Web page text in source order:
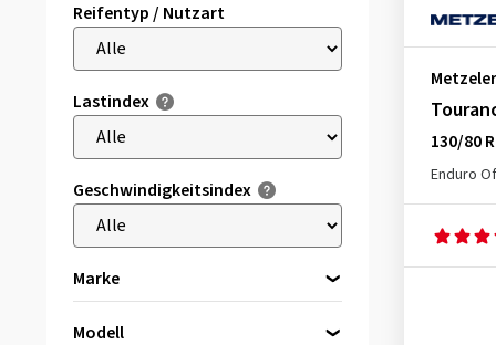
Reifentyp / Nutzart
Lastindex
Geschwindigkeitsindex
Marke
Modell
Metzeler
130/80
Enduro